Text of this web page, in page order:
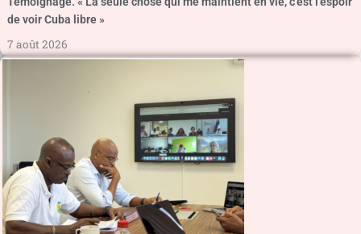
de voir Cuba libre »
7 août 2026